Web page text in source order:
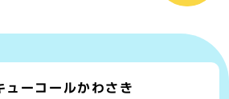
ューコールかわさき